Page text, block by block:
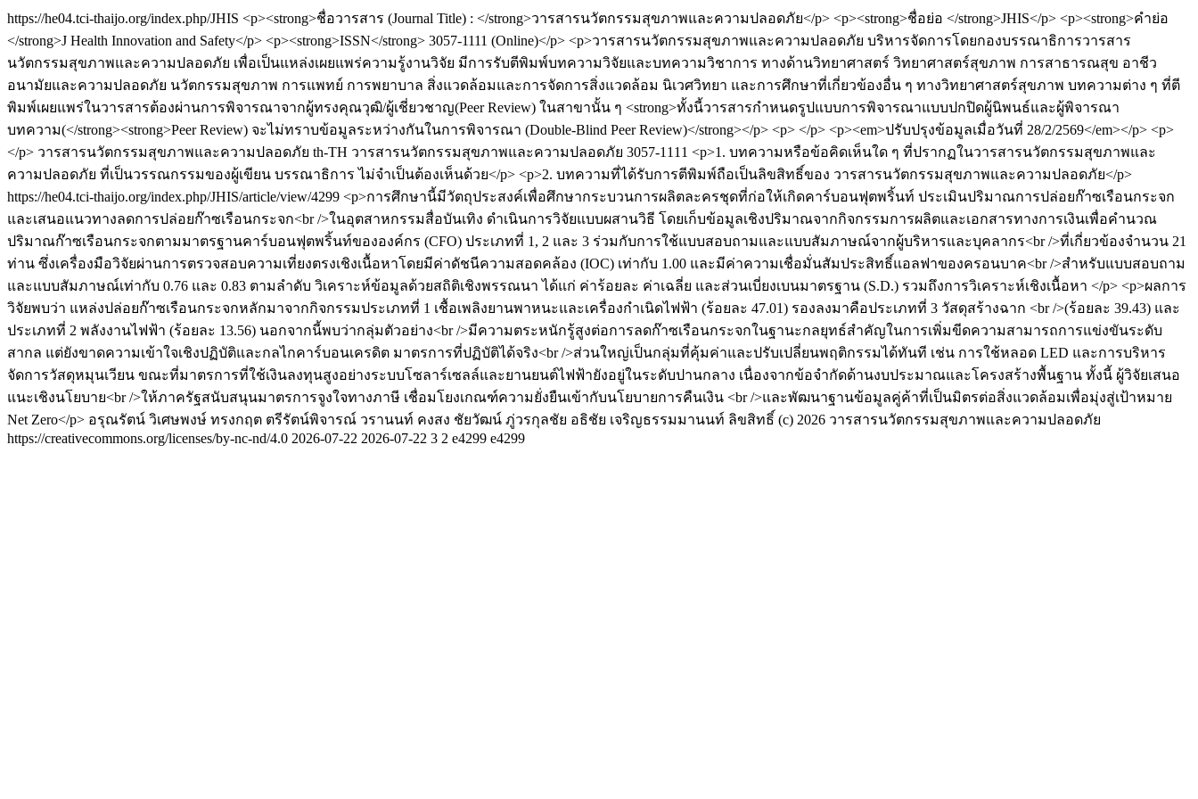
https://he04.tci-thaijo.org/index.php/JHIS <p><strong>ชื่อวารสาร (Journal Title) : </strong>วารสารนวัตกรรมสุขภาพและความปลอดภัย</p> <p><strong>ชื่อย่อ </strong>JHIS</p> <p><strong>คำย่อ
</strong>J Health Innovation and Safety</p> <p><strong>ISSN</strong> 3057-1111 (Online)</p> <p>วารสารนวัตกรรมสุขภาพและความปลอดภัย บริหารจัดการโดยกองบรรณาธิการวารสาร
นวัตกรรมสุขภาพและความปลอดภัย เพื่อเป็นแหล่งเผยแพร่ความรู้งานวิจัย มีการรับตีพิมพ์บทความวิจัยและบทความวิชาการ ทางด้านวิทยาศาสตร์ วิทยาศาสตร์สุขภาพ การสาธารณสุข อาชีว
อนามัยและความปลอดภัย นวัตกรรมสุขภาพ การแพทย์ การพยาบาล สิ่งแวดล้อมและการจัดการสิ่งแวดล้อม นิเวศวิทยา และการศึกษาที่เกี่ยวข้องอื่น ๆ ทางวิทยาศาสตร์สุขภาพ บทความต่าง ๆ ที่ตี
พิมพ์เผยแพร่ในวารสารต้องผ่านการพิจารณาจากผู้ทรงคุณวุฒิ/ผู้เชี่ยวชาญ(Peer Review) ในสาขานั้น ๆ <strong>ทั้งนี้วารสารกำหนดรูปแบบการพิจารณาแบบปกปิดผู้นิพนธ์และผู้พิจารณา
บทความ(</strong><strong>Peer Review) จะไม่ทราบข้อมูลระหว่างกันในการพิจารณา (Double-Blind Peer Review)</strong></p> <p> </p> <p><em>ปรับปรุงข้อมูลเมื่อวันที่ 28/2/2569</em></p> <p>
</p> วารสารนวัตกรรมสุขภาพและความปลอดภัย th-TH วารสารนวัตกรรมสุขภาพและความปลอดภัย 3057-1111 <p>1. บทความหรือข้อคิดเห็นใด ๆ ที่ปรากฏในวารสารนวัตกรรมสุขภาพและ
ความปลอดภัย ที่เป็นวรรณกรรมของผู้เขียน บรรณาธิการ ไม่จำเป็นต้องเห็นด้วย</p> <p>2. บทความที่ได้รับการตีพิมพ์ถือเป็นลิขสิทธิ์ของ วารสารนวัตกรรมสุขภาพและความปลอดภัย</p>
https://he04.tci-thaijo.org/index.php/JHIS/article/view/4299 <p>การศึกษานี้มีวัตถุประสงค์เพื่อศึกษากระบวนการผลิตละครชุดที่ก่อให้เกิดคาร์บอนฟุตพริ้นท์ ประเมินปริมาณการปล่อยก๊าซเรือนกระจก
และเสนอแนวทางลดการปล่อยก๊าซเรือนกระจก<br />ในอุตสาหกรรมสื่อบันเทิง ดำเนินการวิจัยแบบผสานวิธี โดยเก็บข้อมูลเชิงปริมาณจากกิจกรรมการผลิตและเอกสารทางการเงินเพื่อคำนวณ
ปริมาณก๊าซเรือนกระจกตามมาตรฐานคาร์บอนฟุตพริ้นท์ขององค์กร (CFO) ประเภทที่ 1, 2 และ 3 ร่วมกับการใช้แบบสอบถามและแบบสัมภาษณ์จากผู้บริหารและบุคลากร<br />ที่เกี่ยวข้องจำนวน 21
ท่าน ซึ่งเครื่องมือวิจัยผ่านการตรวจสอบความเที่ยงตรงเชิงเนื้อหาโดยมีค่าดัชนีความสอดคล้อง (IOC) เท่ากับ 1.00 และมีค่าความเชื่อมั่นสัมประสิทธิ์แอลฟาของครอนบาค<br />สำหรับแบบสอบถาม
และแบบสัมภาษณ์เท่ากับ 0.76 และ 0.83 ตามลำดับ วิเคราะห์ข้อมูลด้วยสถิติเชิงพรรณนา ได้แก่ ค่าร้อยละ ค่าเฉลี่ย และส่วนเบี่ยงเบนมาตรฐาน (S.D.) รวมถึงการวิเคราะห์เชิงเนื้อหา </p> <p>ผลการ
วิจัยพบว่า แหล่งปล่อยก๊าซเรือนกระจกหลักมาจากกิจกรรมประเภทที่ 1 เชื้อเพลิงยานพาหนะและเครื่องกำเนิดไฟฟ้า (ร้อยละ 47.01) รองลงมาคือประเภทที่ 3 วัสดุสร้างฉาก <br />(ร้อยละ 39.43) และ
ประเภทที่ 2 พลังงานไฟฟ้า (ร้อยละ 13.56) นอกจากนี้พบว่ากลุ่มตัวอย่าง<br />มีความตระหนักรู้สูงต่อการลดก๊าซเรือนกระจกในฐานะกลยุทธ์สำคัญในการเพิ่มขีดความสามารถการแข่งขันระดับ
สากล แต่ยังขาดความเข้าใจเชิงปฏิบัติและกลไกคาร์บอนเครดิต มาตรการที่ปฏิบัติได้จริง<br />ส่วนใหญ่เป็นกลุ่มที่คุ้มค่าและปรับเปลี่ยนพฤติกรรมได้ทันที เช่น การใช้หลอด LED และการบริหาร
จัดการวัสดุหมุนเวียน ขณะที่มาตรการที่ใช้เงินลงทุนสูงอย่างระบบโซลาร์เซลล์และยานยนต์ไฟฟ้ายังอยู่ในระดับปานกลาง เนื่องจากข้อจำกัดด้านงบประมาณและโครงสร้างพื้นฐาน ทั้งนี้ ผู้วิจัยเสนอ
แนะเชิงนโยบาย<br />ให้ภาครัฐสนับสนุนมาตรการจูงใจทางภาษี เชื่อมโยงเกณฑ์ความยั่งยืนเข้ากับนโยบายการคืนเงิน <br />และพัฒนาฐานข้อมูลคู่ค้าที่เป็นมิตรต่อสิ่งแวดล้อมเพื่อมุ่งสู่เป้าหมาย
Net Zero</p> อรุณรัตน์ วิเศษพงษ์ ทรงกฤต ตรีรัตน์พิจารณ์ วรานนท์ คงสง ชัยวัฒน์ ภู่วรกุลชัย อธิชัย เจริญธรรมมานนท์ ลิขสิทธิ์ (c) 2026 วารสารนวัตกรรมสุขภาพและความปลอดภัย
https://creativecommons.org/licenses/by-nc-nd/4.0 2026-07-22 2026-07-22 3 2 e4299 e4299